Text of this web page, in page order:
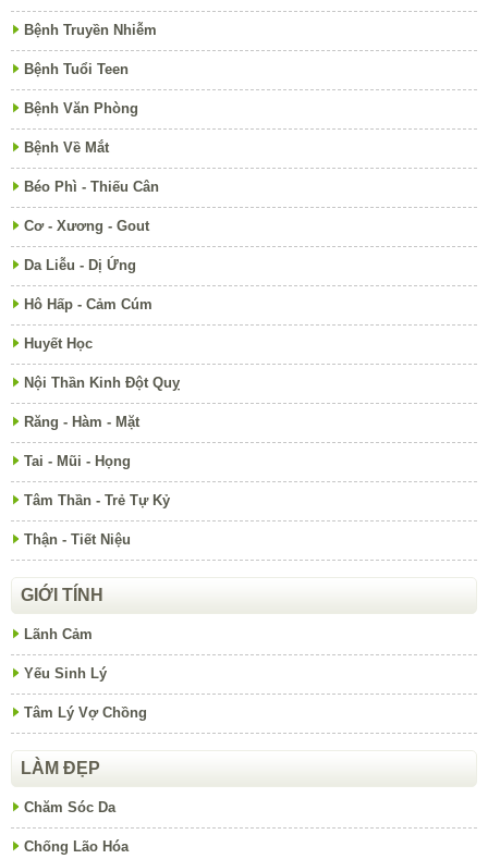
Bệnh Truyền Nhiễm
Bệnh Tuổi Teen
Bệnh Văn Phòng
Bệnh Về Mắt
Béo Phì - Thiếu Cân
Cơ - Xương - Gout
Da Liễu - Dị Ứng
Hô Hấp - Cảm Cúm
Huyết Học
Nội Thần Kinh Đột Quỵ
Răng - Hàm - Mặt
Tai - Mũi - Họng
Tâm Thần - Trẻ Tự Kỷ
Thận - Tiết Niệu
GIỚI TÍNH
Lãnh Cảm
Yếu Sinh Lý
Tâm Lý Vợ Chồng
LÀM ĐẸP
Chăm Sóc Da
Chống Lão Hóa